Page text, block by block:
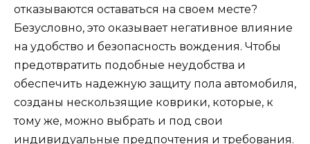
отказываются оставаться на своем месте?
Безусловно, это оказывает негативное влияние
на удобство и безопасность вождения. Чтобы
предотвратить подобные неудобства и
обеспечить надежную защиту пола автомобиля,
созданы нескользящие коврики, которые, к
тому же, можно выбрать и под свои
индивидуальные предпочтения и требования.